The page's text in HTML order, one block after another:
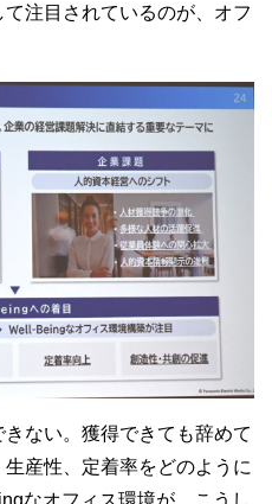
注目されているのが、オフ
ない。獲得できても辞めて
産性、定着率をどのように
なオフィス環境が、こうし